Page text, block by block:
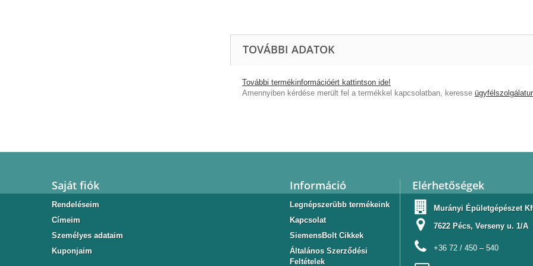
TOVÁBBI ADATOK
További termékinformációért kattintson ide!
Amennyiben kérdése merült fel a termékkel kapcsolatban, keresse
Saját fiók
Rendeléseim
Címeim
Személyes adataim
Kuponjaim
Információ
Legnépszerübb termékeink
Kapcsolat
SiemensBolt Cikkek
Általános Szerződési
Feltételek
Elérhetőségek
Murányi Épületgépészet
7622 Pécs, Verseny u. 1/A
+36 72 / 450 – 540